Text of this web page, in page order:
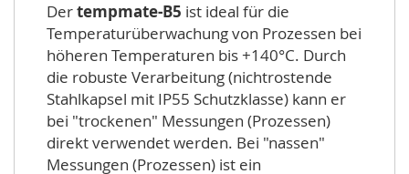
Dertempmate-B5 ist ideal für die
Temperaturüberwachung von Prozessen bei
höheren Temperaturen bis +140°C. Durch
die robuste Verarbeitung (nichtrostende
Stahlkapsel mit IP55 Schutzklasse) kann er
bei "trockenen" Messungen (Prozessen)
direkt verwendet werden. Bei "nassen"
Messungen (Prozessen) ist ein